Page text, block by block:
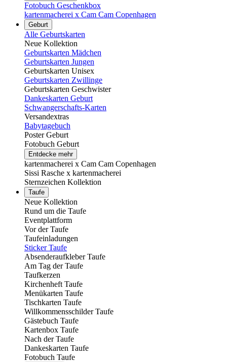
Fotobuch Geschenkbox
kartenmacherei x Cam Cam Copenhagen
Geburt
Alle Geburtskarten
Neue Kollektion
Geburtskarten Mädchen
Geburtskarten Jungen
Geburtskarten Unisex
Geburtskarten Zwillinge
Geburtskarten Geschwister
Dankeskarten Geburt
Schwangerschafts-Karten
Versandextras
Babytagebuch
Poster Geburt
Fotobuch Geburt
Entdecke mehr
kartenmacherei x Cam Cam Copenhagen
Sissi Rasche x kartenmacherei
Sternzeichen Kollektion
Taufe
Neue Kollektion
Rund um die Taufe
Eventplattform
Vor der Taufe
Taufeinladungen
Sticker Taufe
Absenderaufkleber Taufe
Am Tag der Taufe
Taufkerzen
Kirchenheft Taufe
Menükarten Taufe
Tischkarten Taufe
Willkommensschilder Taufe
Gästebuch Taufe
Kartenbox Taufe
Nach der Taufe
Dankeskarten Taufe
Fotobuch Taufe